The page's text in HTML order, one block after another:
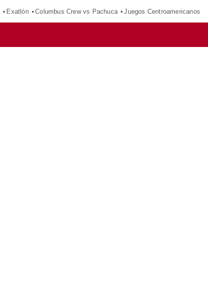
Exatlón Columbus Crew vs Pachuca Juegos Centroamericanos